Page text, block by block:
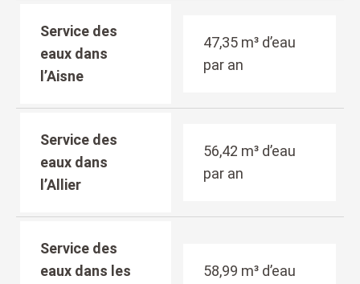
Service des
eaux dans
l’Aisne
47,35 m³ d’eau
par an
Service des
eaux dans
l’Allier
56,42 m³ d’eau
par an
Service des
eaux dans les
58,99 m³ d’eau